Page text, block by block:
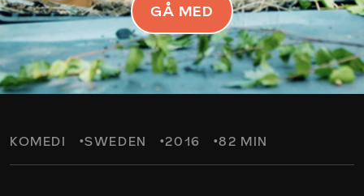
GÅ MED
KOMEDI SWEDEN 2016 82 MIN